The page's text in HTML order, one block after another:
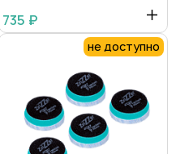
735 ₽
не доступно